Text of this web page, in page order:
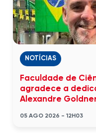
NOTÍCIAS
Faculdade de
agradece a
Alexandre
05 AGO 2026 - 12H03